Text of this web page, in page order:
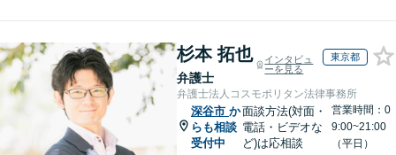
杉本 拓也
弁護士
インタビュ
ーを見る
東京都
弁護士法人コスモポリタン法律事務所
深谷市 か
らも相談
受付中
面談方法(対面・
電話・ビデオな
ど)は応相談
営業時間：0
9:00~21:00
（平日）